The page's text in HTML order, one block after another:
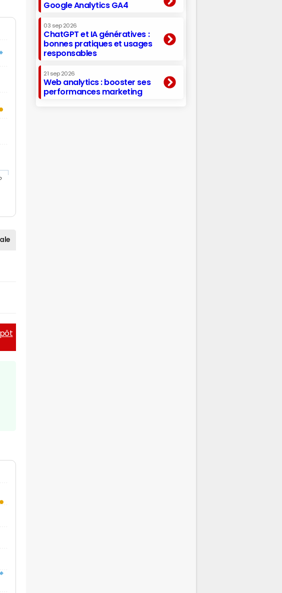
Google Analytics GA4
03 sep 2026
ChatGPT et IA génératives :
bonnes pratiques et usages
responsables
21 sep 2026
Web analytics : booster ses
performances marketing